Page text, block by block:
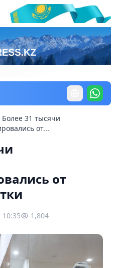
Более 31 тысячи
от...
от
10:35 1,804